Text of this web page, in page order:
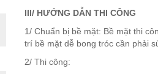
III/ HƯỚNG DẪN THI CÔNG
1/ Chuẩn bị bề mặt: Bề mặt thi
trí bề mặt dễ bong tróc cần phải
2/ Thi công: